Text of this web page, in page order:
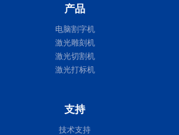
产品
电脑割字机
激光雕刻机
激光切割机
激光打标机
支持
技术支持